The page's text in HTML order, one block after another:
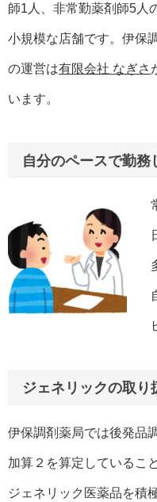
師1人、非常勤薬剤師5人
小規模な店舗です。伊保
の運営は有限会社 なぎさ
います。
自分のペースで勤務
ジェネリックの取り
伊保調剤薬局では後発品
加算２を算定しているこ
ジェネリック医薬品を積